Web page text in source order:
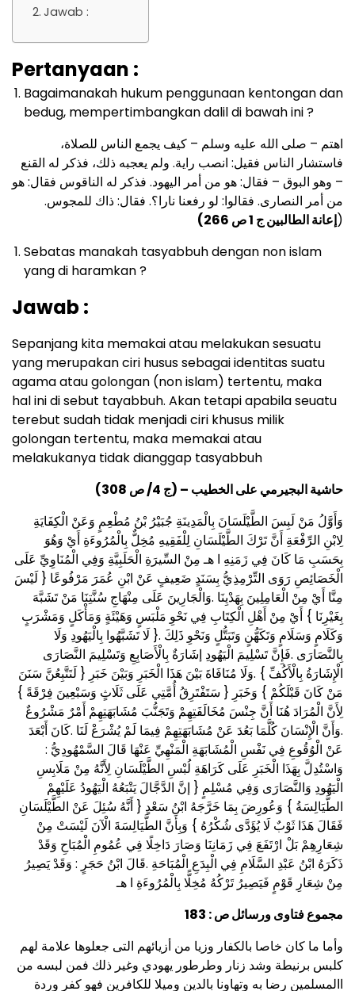
Jawab :
Pertanyaan :
Bagaimanakah hukum penggunaan kentongan dan
bedug, mempertimbangkan dalil di bawah ini ?
اهتم – صلى الله عليه وسلم – كيف يجمع الناس للصلاة،
فاستشار الناس فقيل: انصب راية. ولم يعجبه ذلك، فذكر له القنع
– وهو البوق – فقال: هو من أمر اليهود. فذكر له الناقوس فقال: هو
من أمر النصارى. فقالوا: لو رفعنا نارا؟. فقال: ذاك للمجوس.
(إعانة الطالبين ج 1 ص 266)
Sebatas manakah tasyabbuh dengan non islam
yang di haramkan ?
Jawab :
Sepanjang kita memakai atau melakukan sesuatu
yang merupakan ciri husus sebagai identitas suatu
agama atau golongan (non islam) tertentu, maka
hal ini di sebut tayabbuh. Akan tetapi apabila seuatu
terebut sudah tidak menjadi ciri khusus milik
golongan tertentu, maka memakai atau
melakukanya tidak dianggap tasyabbuh
حاشية البجيرمي على الخطيب – (ج 4/ ص 308)
وَأَوَّلُ مَنْ لَبِسَ الطَّيْلَسَانَ بِالْمَدِينَةِ جُبَيْرُ بْنُ مُطْعِمٍ وَعَنْ الْكِفَايَةِ
لِابْنِ الرِّفْعَةِ أَنَّ تَرْكَ الطَّيْلَسَانِ لِلْفَقِيهِ مُخِلٌّ بِالْمُرُوءَةِ أَيْ وَهُوَ
بِحَسَبِ مَا كَانَ فِي زَمَنِهِ ا هـ مِنْ السِّيرَةِ الْحَلَبِيَّةِ وَفِي الْمُنَاوِيِّ عَلَى
الْخَصَائِصِ رَوَى التِّرْمِذِيُّ بِسَنَدٍ ضَعِيفٍ عَنْ ابْنِ عُمَرَ مَرْفُوعًا { لَيْسَ
مِنَّا أَيْ مِنْ الْعَامِلِينَ بِهَدْيِنَا .وَالْجَارِينَ عَلَى مِنْهَاجِ سُنَّتِنَا مَنْ تَشَبَّهَ
بِغَيْرِنَا } أَيْ مِنْ أَهْلِ الْكِتَابِ فِي نَحْوِ مَلْبَسٍ وَهَيْئَةٍ وَمَأْكَلٍ وَمَشْرَبٍ
وَكَلَامٍ وَسَلَامٍ وَتَكَهُّنٍ وَتَبَتُّلٍ وَنَحْوِ ذَلِكَ .{ لَا تَشَبَّهُوا بِالْيَهُودِ وَلَا
بِالنَّصَارَى .فَإِنَّ تَسْلِيمَ الْيَهُودِ إشَارَةٌ بِالْأَصَابِعِ وَتَسْلِيمَ النَّصَارَى
الْإِشَارَةُ بِالْأَكُفِّ } .وَلَا مُنَافَاةَ بَيْنَ هَذَا الْخَبَرِ وَبَيْنَ خَبَرِ { لَتَتَّبِعُنَّ سَنَنَ
مَنْ كَانَ قَبْلَكُمْ } وَخَبَرِ { سَتَفْتَرِقُ أُمَّتِي عَلَى ثَلَاثٍ وَسَبْعِينَ فِرْقَةً }
لِأَنَّ الْمُرَادَ هُنَا أَنَّ جِنْسَ مُخَالَفَتِهِمْ وَتَجَنُّبَ مُشَابَهَتِهِمْ أَمْرٌ مَشْرُوعٌ
.وَأَنَّ الْإِنْسَانَ كُلَّمَا بَعُدَ عَنْ مُشَابَهَتِهِمْ فِيمَا لَمْ يُشْرَعْ لَنَا .كَانَ أَبْعَدَ
عَنْ الْوُقُوعِ فِي نَفْسِ الْمُشَابَهَةِ الْمَنْهِيِّ عَنْهَا قَالَ السَّمْهُودِيُّ :
وَاسْتُدِلَّ بِهَذَا الْخَبَرِ عَلَى كَرَاهَةِ لُبْسِ الطَّيْلَسَانِ لِأَنَّهُ مِنْ مَلَابِسِ
الْيَهُودِ وَالنَّصَارَى وَفِي مُسْلِمٍ { إنَّ الدَّجَّالَ يَتْبَعُهُ الْيَهُودُ عَلَيْهِمْ
الطَّيَالِسَةُ } وَعُورِضَ بِمَا خَرَّجَهُ ابْنُ سَعْدٍ { أَنَّهُ سُئِلَ عَنْ الطَّيْلَسَانِ
فَقَالَ هَذَا ثَوْبٌ لَا يُؤَدَّى شُكْرُهُ } وَبِأَنَّ الطَّيَالِسَةَ الْآنَ لَيْسَتْ مِنْ
شِعَارِهِمْ بَلْ ارْتَفَعَ فِي زَمَانِنَا وَصَارَ دَاخِلًا فِي عُمُومِ الْمُبَاحِ وَقَدْ
ذَكَرَهُ ابْنُ عَبْدِ السَّلَامِ فِي الْبِدَعِ الْمُبَاحَةِ .قَالَ ابْنُ حَجَرٍ : وَقَدْ يَصِيرُ
مِنْ شِعَارِ قَوْمٍ فَيَصِيرُ تَرْكُهُ مُخِلًّا بِالْمُرُوءَةِ ا هـ
مجموع فتاوى ورسائل ص : 183
وأما ما كان خاصا بالكفار وزيا من أزيائهم التى جعلوها علامة لهم
كلبس برنيطة وشد زنار وطرطور يهودي وغير ذلك فمن لبسه من
االمسلمين رضا به وتهاونا بالدين وميلا للكافرين فهو كفر وردة